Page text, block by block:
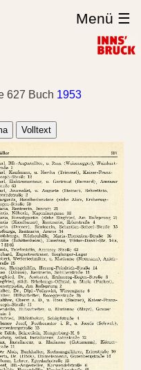
Menü ☰
627 Buch 1953
Volltext